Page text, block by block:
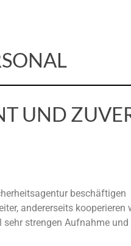
UND
beschäftigen
andererseits kooperieren
sehr strengen Aufnahme und
und einer behördlichen